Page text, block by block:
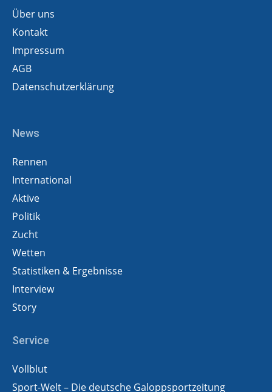
Über uns
Kontakt
Impressum
AGB
Datenschutzerklärung
News
Rennen
International
Aktive
Politik
Zucht
Wetten
Statistiken & Ergebnisse
Interview
Story
Service
Vollblut
Sport-Welt – Die deutsche Galoppsportzeitung